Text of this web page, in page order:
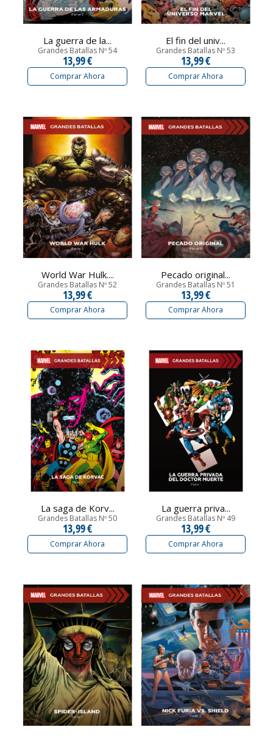
La guerra de la...
Grandes Batallas Nº 54
13,99 €
Comprar Ahora
El fin del univ...
Grandes Batallas Nº 53
13,99 €
Comprar Ahora
World War Hulk....
Grandes Batallas Nº 52
13,99 €
Comprar Ahora
Pecado original...
Grandes Batallas Nº 51
13,99 €
Comprar Ahora
La saga de Korv...
Grandes Batallas Nº 50
13,99 €
Comprar Ahora
La guerra priva...
Grandes Batallas Nº 49
13,99 €
Comprar Ahora